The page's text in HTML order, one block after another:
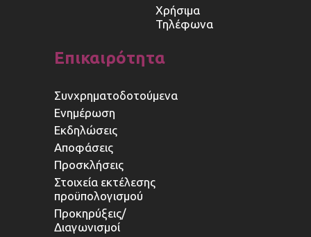
Χρήσιμα
Τηλέφωνα
Επικαιρότητα
Συνχρηματοδοτούμενα
Ενημέρωση
Εκδηλώσεις
Αποφάσεις
Προσκλήσεις
Στοιχεία εκτέλεσης
προϋπολογισμού
Προκηρύξεις/
Διαγωνισμοί